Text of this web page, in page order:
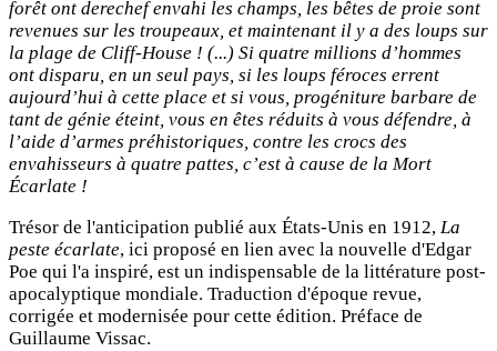
forêt ont derechef envahi les champs, les bêtes de proie sont
revenues sur les troupeaux, et maintenant il y a des loups sur
la plage de Cliff-House ! (...) Si quatre millions d’hommes
ont disparu, en un seul pays, si les loups féroces errent
aujourd’hui à cette place et si vous, progéniture barbare de
tant de génie éteint, vous en êtes réduits à vous défendre, à
l’aide d’armes préhistoriques, contre les crocs des
envahisseurs à quatre pattes, c’est à cause de la Mort
Écarlate !
Trésor de l'anticipation publié aux États-Unis en 1912, La
peste écarlate, ici proposé en lien avec la nouvelle d'Edgar
Poe qui l'a inspiré, est un indispensable de la littérature post-
apocalyptique mondiale. Traduction d'époque revue,
corrigée et modernisée pour cette édition. Préface de
Guillaume Vissac.